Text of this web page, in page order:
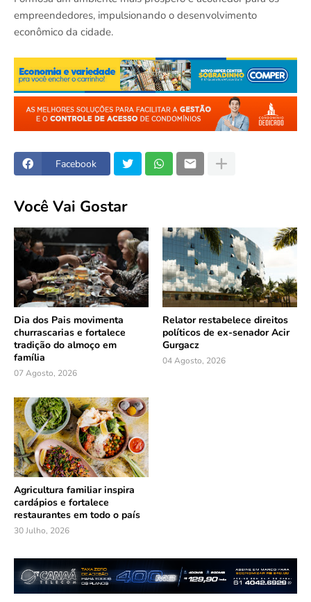
empreendedores, impulsionando o desenvolvimento
econômico da cidade.
Facebook
Você Vai Gostar
Dia dos Pais movimenta
churrascarias e fortalece
tradição do almoço em
família
07 Agosto, 2026
Relator restabelece direitos
políticos de ex-senador Acir
Gurgacz
04 Agosto, 2026
Agricultura familiar inspira
cardápios e fortalece
restaurantes em todo o país
30 Julho, 2026